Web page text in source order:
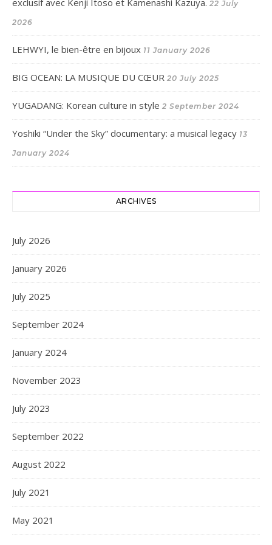
22 July
2026
LEHWYI, le bien-être en bijoux 11 January 2026
BIG OCEAN: LA MUSIQUE DU CŒUR 20 July 2025
YUGADANG: Korean culture in style 2 September 2024
Yoshiki “Under the Sky” documentary: a musical legacy 13
January 2024
ARCHIVES
July 2026
January 2026
July 2025
September 2024
January 2024
November 2023
July 2023
September 2022
August 2022
July 2021
May 2021